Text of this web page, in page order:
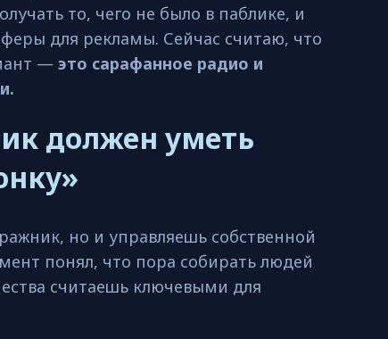
то, чего не было в паблике, и
для рекламы. Сейчас считаю, что
— это сарафанное радио и
должен уметь
но и управляешь собственной
понял, что пора собирать людей
считаешь ключевыми для